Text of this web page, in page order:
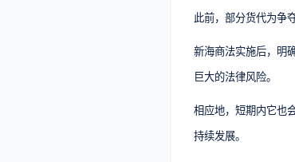
此前，部分货代为争
新海商法实施后，明
巨大的法律风险。
相应地，短期内它也
持续发展。